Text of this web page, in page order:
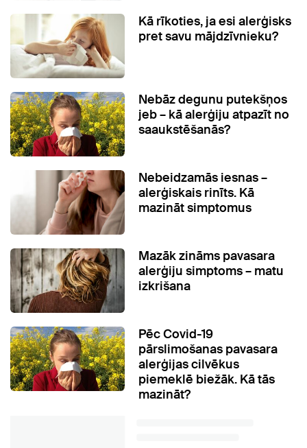
Kā rīkoties, ja esi alerģisks
pret savu mājdzīvnieku?
Nebāz degunu putekšņos
jeb – kā alerģiju atpazīt no
saaukstēšanās?
Nebeidzamās iesnas –
alerģiskais rinīts. Kā
mazināt simptomus
Mazāk zināms pavasara
alerģiju simptoms – matu
izkrišana
Pēc Covid-19
pārslimošanas pavasara
alerģijas cilvēkus
piemeklē biežāk. Kā tās
mazināt?